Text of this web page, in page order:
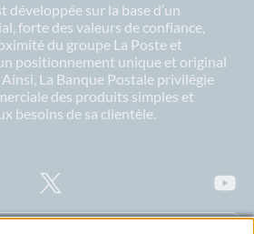
développée sur la base d’un
forte des valeurs de confiance,
du groupe La Poste et
positionnement unique et original
La Banque Postale privilégie
des produits simples et
besoins de sa clientèle.